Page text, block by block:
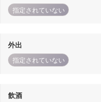
指定されていない
外出
指定されていない
飲酒